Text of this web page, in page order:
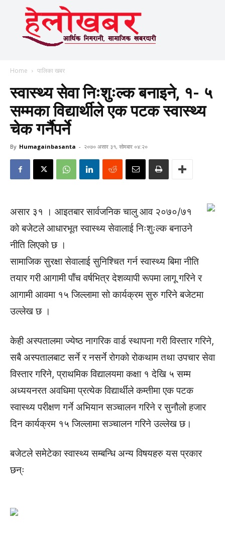
Home पालिका खबर
स्वास्थ्य सेवा निःशुःल्क बनाइने, १- ५
सम्मका विद्यार्थीले एक पटक स्वास्थ्य
चेक गर्नैपर्ने
By Humagainbasanta - २०७० असार ३१, सोमबार ०४:२०
असार ३१ । आइतबार सार्वजनिक चालु आव २०७०/७१
को बजेटले आधारभूत स्वास्थ्य सेवालाई निःशुःल्क बनाउने
नीति लिएको छ ।
सामाजिक सुरक्षा सेवालाई सुनिश्चित गर्न स्वास्थ्य बिमा नीति
तयार गरी आगामी पाँच वर्षभित्र देशव्यापी रूपमा लागू गरिने र
आगामी आवमा १५ जिल्लामा सो कार्यक्रम सुरु गरिने बजेटमा
उल्लेख छ ।
केही अस्पतालमा ज्येष्ठ नागरिक वार्ड स्थापना गरी विस्तार गरिने,
सबै अस्पतालबाट सर्ने र नसर्ने रोगको रोकथाम तथा उपचार सेवा
विस्तार गरिने, प्राथमिक विद्यालयमा कक्षा १ देखि ५ सम्म
अध्ययनरत अवधिमा प्रत्येक विद्यार्थीले कम्तीमा एक पटक
स्वास्थ्य परीक्षण गर्ने अभियान सञ्चालन गरिने र सुनौलो हजार
दिन कार्यक्रम १५ जिल्लामा सञ्चालन गरिने उल्लेख छ।
बजेटले समेटेका स्वास्थ्य सम्बन्धि अन्य विषयहरु यस प्रकार
छन्ः